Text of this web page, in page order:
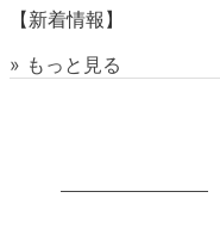
【新着情報】
» もっと見る